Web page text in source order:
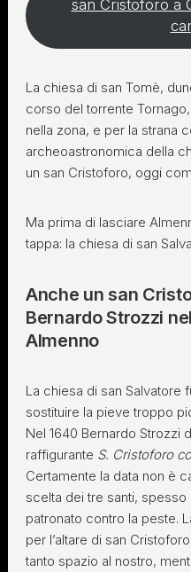
san Cristoforo a
La chiesa di san Tomè,
corso del torrente
nella zona, e per la strana
archeoastronomica della
un san Cristoforo, oggi
Ma prima di lasciare
tappa: la chiesa di san
Anche un san
Bernardo Strozzi
Almenno
La chiesa di san Salvatore
sostituire la pieve troppo
Nel 1640 Bernardo Strozzi
raffigurante S. Cristoforo
Certamente la data non è
scelta dei tre santi,
patronato contro la peste.
per l’altare di san
tanto spazio al nostro,